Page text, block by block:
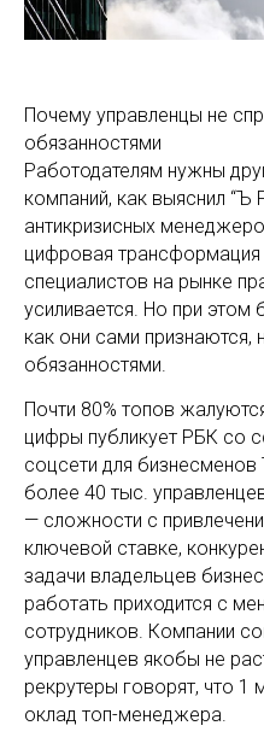
Почему управленцы не
обязанностями
Работодателям нужны
компаний, как выяснил “Ъ
антикризисных
цифровая трансформация
специалистов на рынке
усиливается. Но при этом
как они сами признаются,
обязанностями.
Почти 80% топов
цифры публикует РБК со
соцсети для бизнесменов
более 40 тыс.
— сложности с
ключевой ставке,
задачи владельцев
работать приходится с
сотрудников. Компании
управленцев якобы не
рекрутеры говорят, что
оклад топ-менеджера.